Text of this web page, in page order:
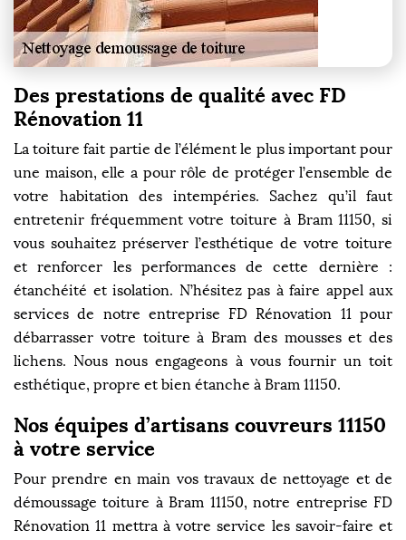
Des prestations de qualité avec FD
Rénovation 11
La toiture fait partie de l’élément le plus important pour
une maison, elle a pour rôle de protéger l’ensemble de
votre habitation des intempéries. Sachez qu’il faut
entretenir fréquemment votre toiture à Bram 11150, si
vous souhaitez préserver l’esthétique de votre toiture
et renforcer les performances de cette dernière :
étanchéité et isolation. N’hésitez pas à faire appel aux
services de notre entreprise FD Rénovation 11 pour
débarrasser votre toiture à Bram des mousses et des
lichens. Nous nous engageons à vous fournir un toit
esthétique, propre et bien étanche à Bram 11150.
Nos équipes d’artisans couvreurs 11150
à votre service
Pour prendre en main vos travaux de nettoyage et de
démoussage toiture à Bram 11150, notre entreprise FD
Rénovation 11 mettra à votre service les savoir-faire et